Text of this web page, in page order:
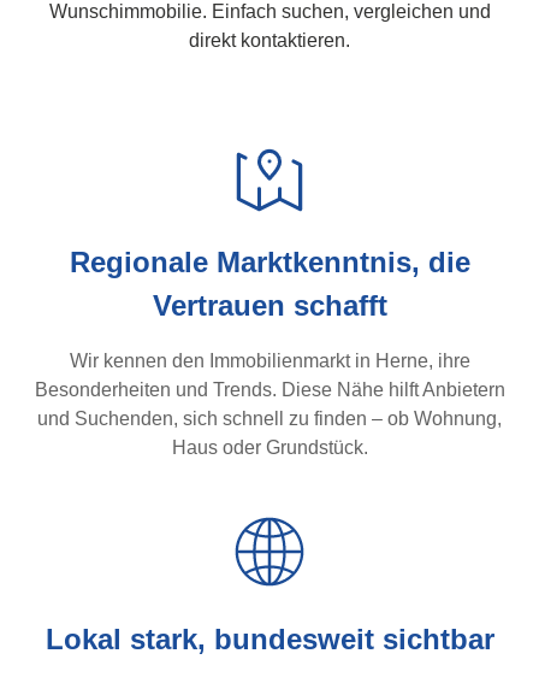
Wunschimmobilie. Einfach suchen, vergleichen und
direkt kontaktieren.
Regionale Marktkenntnis, die
Vertrauen schafft
Wir kennen den Immobilienmarkt in Herne, ihre
Besonderheiten und Trends. Diese Nähe hilft Anbietern
und Suchenden, sich schnell zu finden – ob Wohnung,
Haus oder Grundstück.
Lokal stark, bundesweit sichtbar